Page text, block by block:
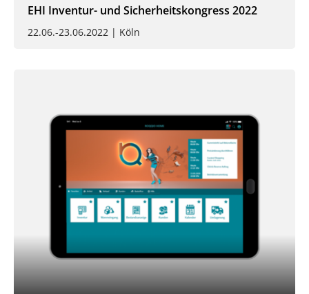
EHI Inventur- und Sicherheitskongress 2022
22.06.-23.06.2022 | Köln